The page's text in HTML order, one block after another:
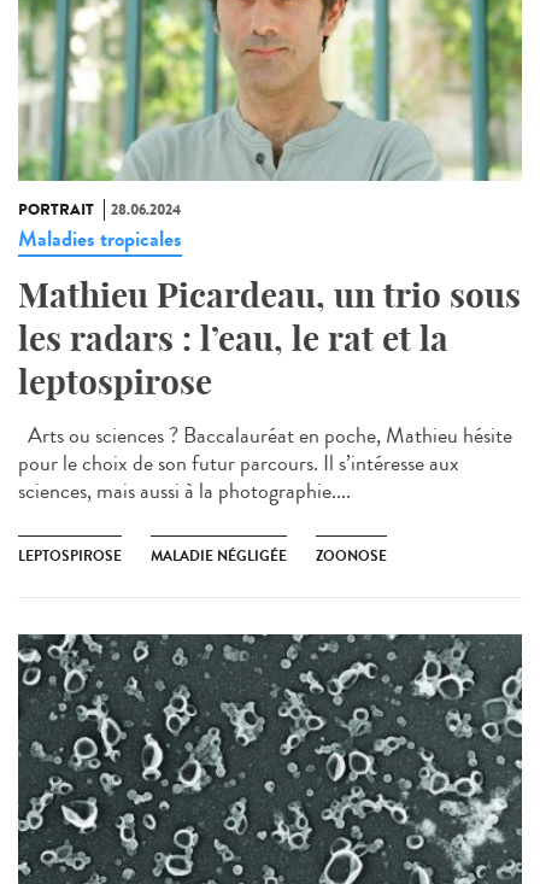
PORTRAIT 28.06.2024
Maladies tropicales
Mathieu Picardeau, un trio sous
les radars : l’eau, le rat et la
leptospirose
Arts ou sciences ? Baccalauréat en poche, Mathieu hésite
pour le choix de son futur parcours. Il s’intéresse aux
sciences, mais aussi à la photographie....
LEPTOSPIROSE MALADIE NÉGLIGÉE ZOONOSE